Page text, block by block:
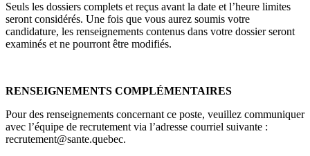
Seuls les dossiers complets et reçus avant la date et l’heure limites
seront considérés. Une fois que vous aurez soumis votre
candidature, les renseignements contenus dans votre dossier seront
examinés et ne pourront être modifiés.
RENSEIGNEMENTS COMPLÉMENTAIRES
Pour des renseignements concernant ce poste, veuillez communiquer
avec l’équipe de recrutement via l’adresse courriel suivante :
recrutement@sante.quebec.